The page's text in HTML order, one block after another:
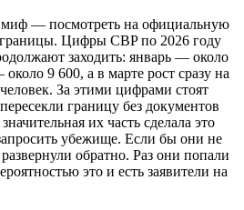
миф — посмотреть на официальную
границы. Цифры CBP по 2026 году
заходить: январь — около
9 600, а в марте рост сразу на
За этими цифрами стоят
границу без документов
их часть сделала это
убежище. Если бы они не
обратно. Раз они попали
это и есть заявители на